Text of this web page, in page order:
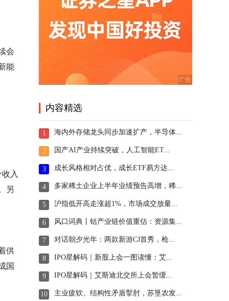
会
能
入
另
供
国
内容精选
1 海内外存储龙头同步加速扩产，半导体...
2 国产AI产业持续突破，人工智能ET...
3 成长风格相对占优，成长ETF易方达...
4 多家稀土企业上半年业绩预告高增，稀...
5 沪指低开高走涨超1%，市场成交放量...
6 风口词典丨钴产业链价值重估：资源集...
7 对话朝夕光年：两款新游CJ首秀，枪...
8 IPO星解码｜新股上会一图读懂：艾...
9 IPO星解码｜艾斯迪北交所上会暂缓...
10 主业疲软、结构性矛盾掣肘，苏垦农发...